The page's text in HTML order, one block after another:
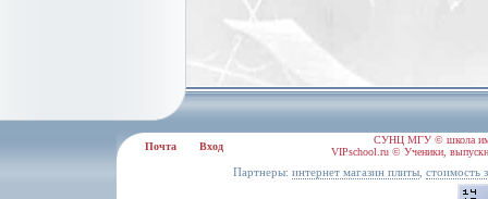
Почта Вход
СУНЦ МГУ © школа
VIPschool.ru © Ученики,
Партнеры: интернет магазин плиты стоимость